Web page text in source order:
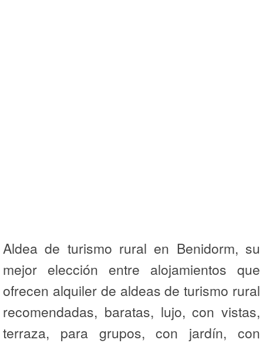
Aldea de turismo rural en Benidorm, su
mejor elección entre alojamientos que
ofrecen alquiler de aldeas de turismo rural
recomendadas, baratas, lujo, con vistas,
terraza, para grupos, con jardín, con